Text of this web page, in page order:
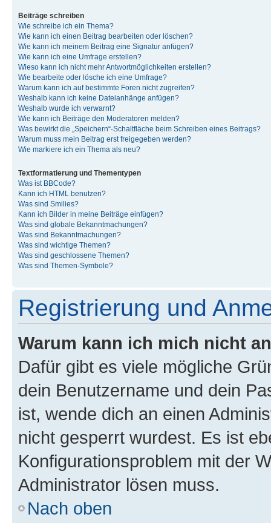
Beiträge schreiben
Wie schreibe ich ein Thema?
Wie kann ich einen Beitrag bearbeiten oder löschen?
Wie kann ich meinem Beitrag eine Signatur anfügen?
Wie kann ich eine Umfrage erstellen?
Wieso kann ich nicht mehr Antwortmöglichkeiten erstellen?
Wie bearbeite oder lösche ich eine Umfrage?
Warum kann ich auf bestimmte Foren nicht zugreifen?
Weshalb kann ich keine Dateianhänge anfügen?
Weshalb wurde ich verwarnt?
Wie kann ich Beiträge den Moderatoren melden?
Was bewirkt die „Speichern“-Schaltfläche beim Schreiben eines Beitrags?
Warum muss mein Beitrag erst freigegeben werden?
Wie markiere ich ein Thema als neu?
Textformatierung und Thementypen
Was ist BBCode?
Kann ich HTML benutzen?
Was sind Smilies?
Kann ich Bilder in meine Beiträge einfügen?
Was sind globale Bekanntmachungen?
Was sind Bekanntmachungen?
Was sind wichtige Themen?
Was sind geschlossene Themen?
Was sind Themen-Symbole?
Registrierung und
Warum kann ich mich nicht
Dafür gibt es viele mögliche
dein Benutzername und dein
ist, wende dich an einen
nicht gesperrt wurdest. Es ist
Konfigurationsproblem mit der
Administrator lösen muss.
Nach oben